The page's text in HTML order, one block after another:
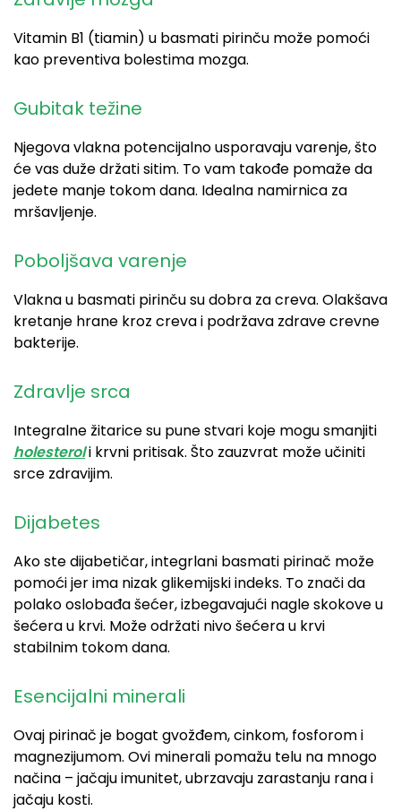
Vitamin B1 (tiamin) u basmati pirinču može pomoći
kao preventiva bolestima mozga.
Gubitak težine
Njegova vlakna potencijalno usporavaju varenje, što
će vas duže držati sitim. To vam takođe pomaže da
jedete manje tokom dana. Idealna namirnica za
mršavljenje.
Poboljšava varenje
Vlakna u basmati pirinču su dobra za creva. Olakšava
kretanje hrane kroz creva i podržava zdrave crevne
bakterije.
Zdravlje srca
Integralne žitarice su pune stvari koje mogu smanjiti
holesteroli krvni pritisak. Što zauzvrat može učiniti
srce zdravijim.
Dijabetes
Ako ste dijabetičar, integrlani basmati pirinač može
pomoći jer ima nizak glikemijski indeks. To znači da
polako oslobađa šećer, izbegavajući nagle skokove u
šećera u krvi. Može održati nivo šećera u krvi
stabilnim tokom dana.
Esencijalni minerali
Ovaj pirinač je bogat gvožđem, cinkom, fosforom i
magnezijumom. Ovi minerali pomažu telu na mnogo
načina – jačaju imunitet, ubrzavaju zarastanju rana i
jačaju kosti.